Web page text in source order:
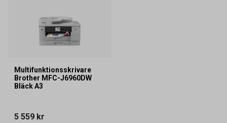
Multifunktionsskrivare
Brother MFC-J6960DW
Bläck A3
5 559 kr